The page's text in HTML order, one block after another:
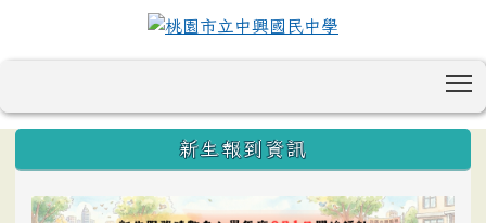
:::
新生報到資訊